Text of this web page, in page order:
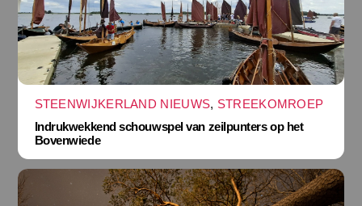
STEENWIJKERLAND NIEUWS, STREEKOMROEP
Indrukwekkend schouwspel van zeilpunters op het
Bovenwiede